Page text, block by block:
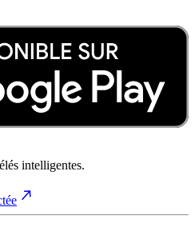
intelligentes.